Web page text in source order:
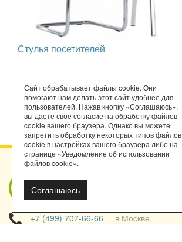
Стулья посетителей
Мы работаем
с порталом
поставщиков!
+7 (499) 707-66-66 в Москве
Сайт обрабатывает файлы cookie. Они
помогают нам делать этот сайт удобнее для
пользователей. Нажав кнопку «Соглашаюсь»,
вы даете свое согласие на обработку файлов
cookie вашего браузера. Однако вы можете
запретить обработку некоторых типов файлов
cookie в настройках вашего браузера либо на
странице «Уведомление об использовании
файлов cookie».
Соглашаюсь